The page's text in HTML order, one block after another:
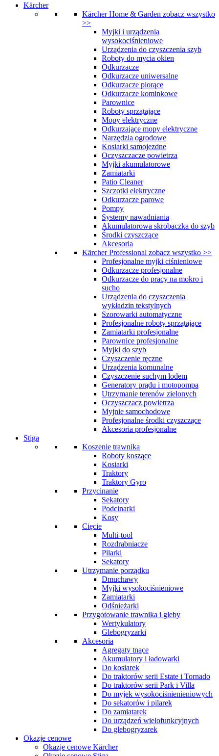
Kärcher
Kärcher Home & Garden zobacz wszystko
>>
Myjki i urządzenia
wysokociśnieniowe
Urządzenia do czyszczenia szyb
Roboty do mycia okien
Odkurzacze
Odkurzacze uniwersalne
Odkurzacze piorące
Odkurzacze kominkowe
Parownice
Roboty sprzątające
Mopy elektryczne
Odkurzające mopy elektryczne
Narzędzia ogrodowe
Kosiarki samojezdne
Oczyszczacze powietrza
Myjki akumulatorowe
Zamiatarki
Patio Cleaner
Szczotki elektryczne
Odkurzacze parowe
Pompy
Systemy nawadniania
Akumulatorowa skrobaczka do szyb
Środki czyszczące
Akcesoria
Kärcher Professional zobacz wszystko >>
Profesjonalne myjki ciśnieniowe
Odkurzacze profesjonalne
Odkurzacze do pracy na mokro i
sucho
Urządzenia do czyszczenia
wykładzin tekstylnych
Szorowarki automatyczne
Profesjonalne roboty sprzątające
Zamiatarki profesjonalne
Parownice profesjonalne
Myjki do szyb
Czyszczenie ręczne
Urządzenia komunalne
Czyszczenie suchym lodem
Generatory prądu i motopompa
Utrzymanie terenów zielonych
Oczyszczacz powietrza
Myjnie samochodowe
Profesjonalne środki czyszczące
Akcesoria profesjonalne
Stiga
Koszenie trawnika
Roboty koszące
Kosiarki
Traktory
Traktory Gyro
Przycinanie
Sekatory
Podcinarki
Kosy
Cięcie
Multi-tool
Rozdrabniacze
Pilarki
Sekatory
Utrzymanie porządku
Dmuchawy
Myjki wysokociśnieniowe
Zamiatarki
Odśnieżarki
Przygotowanie trawnika i gleby
Wertykulatory
Glebogryzarki
Akcesoria
Agregaty tnące
Akumulatory i ładowarki
Do kosiarek
Do traktorów serii Estate i Tornado
Do traktorów serii Park i Villa
Do myjek wysokociśnienieniowych
Do sekatorów i pilarek
Do zamiatarek
Do urządzeń wielofunkcyjnych
Do glebogryzarek
Okazje cenowe
Okazje cenowe Kärcher